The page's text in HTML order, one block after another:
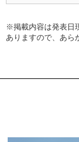
※掲載内容は発表日
ありますので、あら